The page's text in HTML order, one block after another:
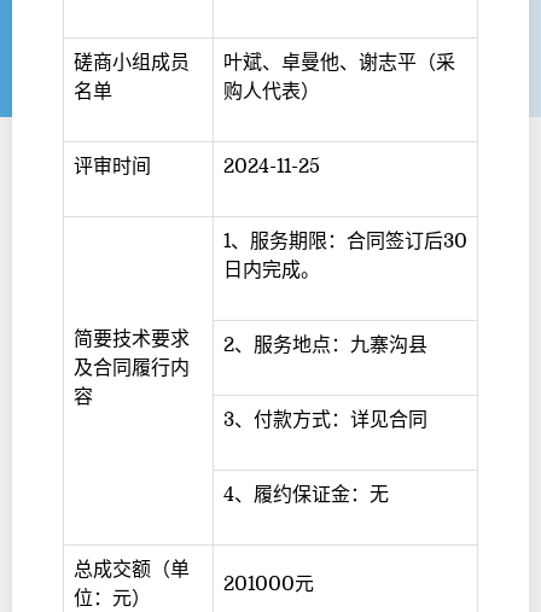
磋商小组成员
名单
叶斌、卓曼他、谢志平（采
购人代表）
评审时间 2024-11-25
简要技术要求
及合同履行内
容
1、服务期限：合同签订后30
日内完成。
2、服务地点：九寨沟县
3、付款方式：详见合同
4、履约保证金：无
总成交额（单
位：元）
201000元